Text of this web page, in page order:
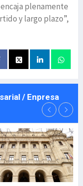
plenamente
y largo plazo”,
/ Enpresa